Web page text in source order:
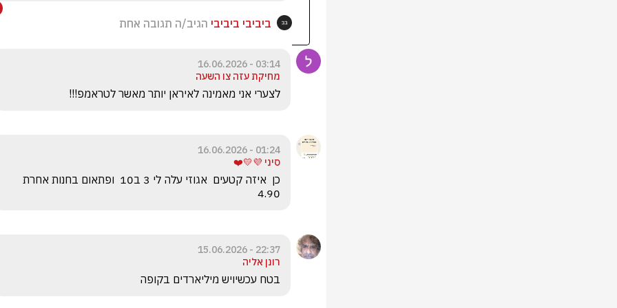
ביביבי ביביבי הגיב/ה תגובה אחת
03:14 - 16.06.2026
מחיקת עזה צו השעה
לצערי אני מאמינה לאיראן יותר מאשר לטראמפ!!!
01:24 - 16.06.2026
סיני 💜💛❤️
4.90
22:37 - 15.06.2026
רונן אליה
בטח עכשיויש מיליארדים בקופה